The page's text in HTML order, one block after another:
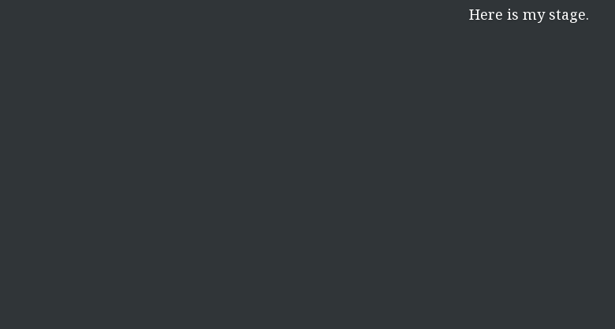
Here is my stage.